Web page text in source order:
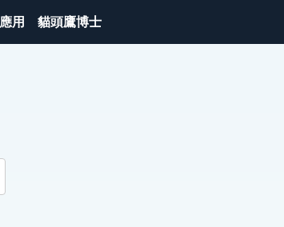
用 貓頭鷹博士